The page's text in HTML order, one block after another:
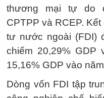
thương mại tự do
CPTPP và RCEP.
tư nước ngoài (FDI)
chiếm 20,29% GDP
15,16% GDP vào
Dòng vốn FDI tập